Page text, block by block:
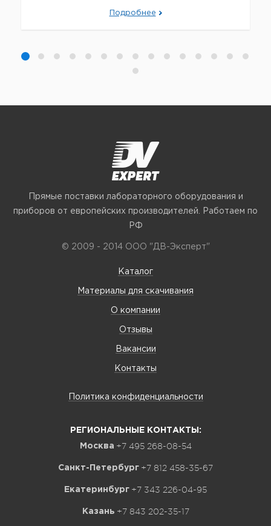
Подробнее
Прямые поставки лабораторного оборудования и
приборов от европейских производителей. Работаем по
РФ
© 2009 - 2014 ООО "ДВ-Эксперт"
Каталог
Материалы для скачивания
О компании
Отзывы
Вакансии
Контакты
Политика конфиденциальности
РЕГИОНАЛЬНЫЕ КОНТАКТЫ:
Москва +7 495 268-08-54
Санкт-Петербург +7 812 458-35-67
Екатеринбург +7 343 226-04-95
Казань +7 843 202-35-17